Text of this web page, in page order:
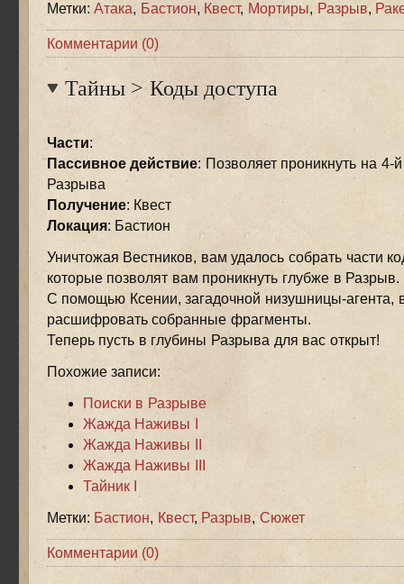
Метки:Атака, Бастион, Квест, Мортиры, Разрыв,
Комментарии (0)
Тайны> Коды доступа
Части:
Пассивное действие: Позволяет проникнуть на 4-
Разрыва
Получение: Квест
Локация: Бастион
Уничтожая Вестников, вам удалось собрать части
которые позволят вам проникнуть глубже в Разрыв.
С помощью Ксении, загадочной низушницы-агента,
расшифровать собранные фрагменты.
Теперь пусть в глубины Разрыва для вас открыт!
Похожие записи:
Поиски в Разрыве
Жажда Наживы I
Жажда Наживы II
Жажда Наживы III
Тайник I
Метки: Бастион, Квест, Разрыв, Сюжет
Комментарии (0)